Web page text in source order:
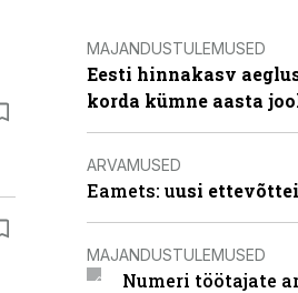
MAJANDUSTULEMUSED
Eesti hinnakasv
korda kümne aasta
ARVAMUSED
Eamets: uusi
MAJANDUSTULEMUSED
Numeri töötajate